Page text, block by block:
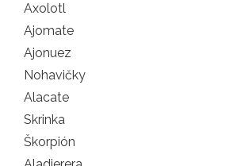
Axolotl
Ajomate
Ajonuez
Nohavičky
Alacate
Skrinka
Škorpión